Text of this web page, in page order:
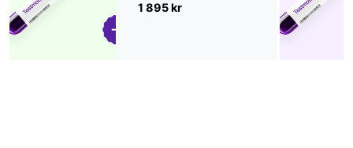
1 895 kr